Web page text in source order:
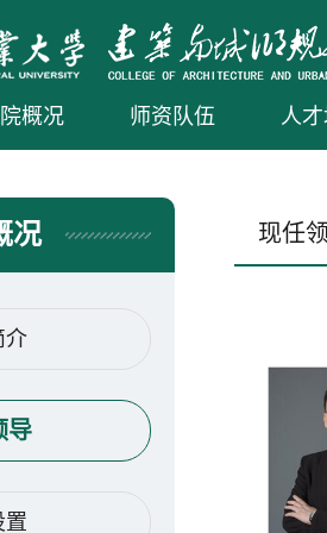
概况 师资队伍 人
况
介
导
置
现任